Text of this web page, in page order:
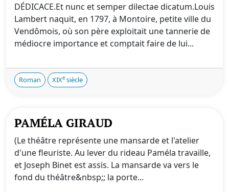
DÉDICACE.Et nunc et semper dilectae dicatum.Louis
Lambert naquit, en 1797, à Montoire, petite ville du
Vendômois, où son père exploitait une tannerie de
médiocre importance et comptait faire de lui...
Roman XIXe siècle
PAMÉLA GIRAUD
(Le théâtre représente une mansarde et l'atelier
d'une fleuriste. Au lever du rideau Paméla travaille,
et Joseph Binet est assis. La mansarde va vers le
fond du théâtre&nbsp;; la porte...